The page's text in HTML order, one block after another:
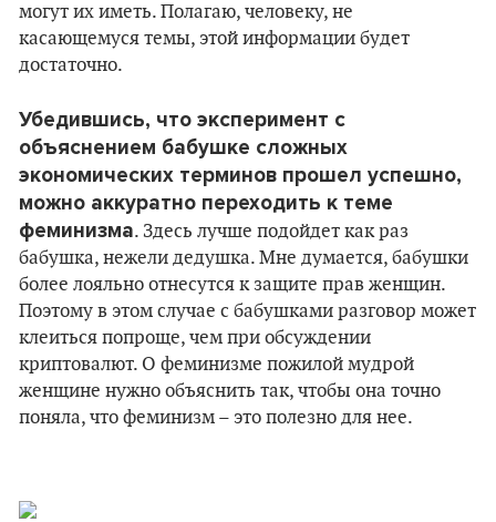
могут их иметь. Полагаю, человеку, не
касающемуся темы, этой информации будет
достаточно.
Убедившись, что эксперимент с
объяснением бабушке сложных
экономических терминов прошел успешно,
можно аккуратно переходить к теме
феминизма. Здесь лучше подойдет как раз
бабушка, нежели дедушка. Мне думается, бабушки
более лояльно отнесутся к защите прав женщин.
Поэтому в этом случае с бабушками разговор может
клеиться попроще, чем при обсуждении
криптовалют. О феминизме пожилой мудрой
женщине нужно объяснить так, чтобы она точно
поняла, что феминизм – это полезно для нее.